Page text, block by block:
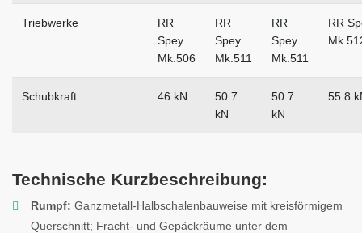
Triebwerke
RR
Spey
Mk.506
RR
Spey
Mk.511
RR
Spey
Mk.511
RR
Schubkraft 46 kN
50.7
kN
50.7
kN
55.8
Technische Kurzbeschreibung:
Rumpf: Ganzmetall-Halbschalenbauweise mit kreisförmigem
Querschnitt; Fracht- und Gepäckräume unter dem